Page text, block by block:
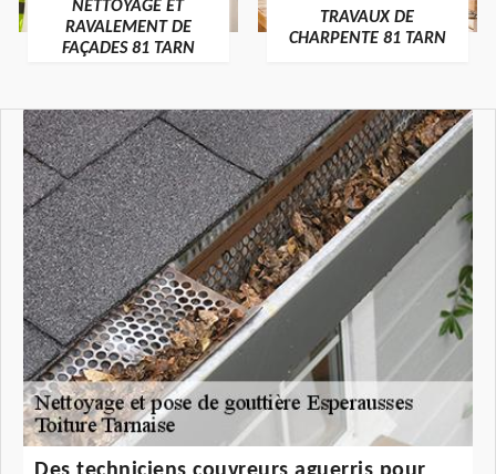
NETTOYAGE ET
RAVALEMENT DE
FAÇADES 81 TARN
TRAVAUX DE
CHARPENTE 81 TARN